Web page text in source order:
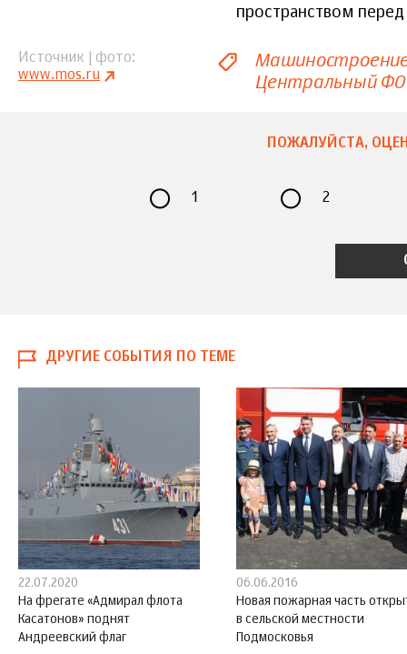
пространством
Источник | фото
www.mos.ru
Центральный ФО
ПОЖАЛУЙСТА,
1 2
ДРУГИЕ СОБЫТИЯ ПО ТЕМЕ
22.07.2020
На фрегате «Адмирал флота
Касатонов» поднят
Андреевский флаг
06.06.2016
Новая пожарная часть
в сельской местности
Подмосковья